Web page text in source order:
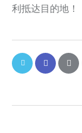
利抵达目的地！